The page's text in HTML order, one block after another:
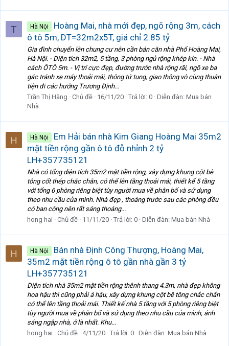
T Hà Nội
Hoàng Mai, nhà mới đẹp, ngõ rộng 3m, cách
ô tô 5m, DT=32m2x5T, giá chỉ 2.85 tỷ
Gia đình chuyển lên chung cư nên cần bán căn nhà Phố Hoàng Mai,
Hà Nội. - Diện tích 32m2, 5 tầng, 3 phòng ngủ rộng khép kín. - Nhà
cách ÔTÔ 5m. - Vị trí cực đẹp, đường trước nhà rộng rãi, ngõ xe ba
gác tránh xe máy thoải mái, thông tứ tung, giao thông vô cùng thuận
tiện đi các hướng Trương Định...
Trần Thị Hằng
Chủ đề 16/11/20 Trả lời: 0 Diễn đàn: Mua bán
Nhà
H Hà Nội
Em Hải bán nhà Kim Giang Hoàng Mai 35m2
mặt tiền rộng gần ô tô đỗ nhỉnh 2 tỷ
LH+357735121
Nhà có tổng diện tích 35m2 mặt tiền rộng, xây dựng khung cột bê
tông cốt thép chắc chắn, có thể lên tầng thoải mái, thiết kế 5 tầng
với tổng 6 phòng riêng biệt tùy người mua về phân bố và sử dụng
theo nhu cầu của mình. Nhà đẹp , thoáng trước sau các phòng đều
có ban công nên rất sáng thoáng...
hong hai
Chủ đề 11/11/20 Trả lời: 0 Diễn đàn: Mua bán Nhà
H Hà Nội
Bán nhà Định Công Thượng, Hoàng Mai,
35m2 mặt tiền rộng ô tô gần nhà gần 3 tỷ
LH+357735121
Diện tích nhà 35m2 mặt tiền rộng thênh thang 4.3m, nhà đẹp không
hoa hậu thì cũng phải á hậu, xây dựng khung cột bê tông chắc chắn
có thể lên tầng thoải mái. Thiết kế nhà 5 tầng với 5 phòng riêng biệt
tùy người mua về phân bố và sử dụng theo nhu cầu của mình, ánh
sáng ngập nhà, ở là nhất. Khu...
hong hai
Chủ đề 4/11/20 Trả lời: 0 Diễn đàn: Mua bán Nhà